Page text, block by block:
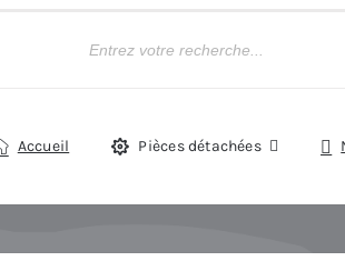
de
Accueil Pièces détachées